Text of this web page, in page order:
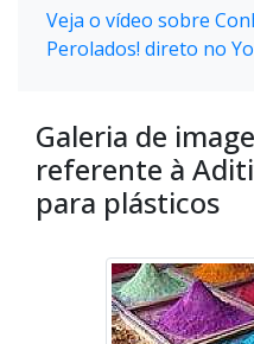
Veja o vídeo sobre
Perolados! direto no
Galeria de
referente à
para plásticos